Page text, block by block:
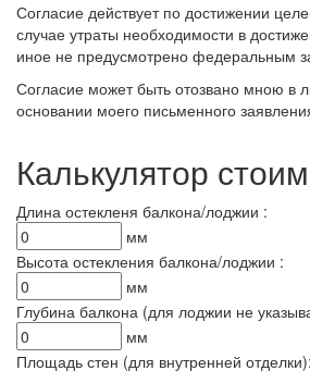
Согласие действует по достижении
случае утраты необходимости в
иное не предусмотрено федеральным
Согласие может быть отозвано мною в
основании моего письменного
Калькулятор
Длина остекленя балкона/лоджии :
мм
Высота остекления балкона/лоджии :
мм
Глубина балкона (для лоджии не
мм
Площадь стен (для внутренней отделки):